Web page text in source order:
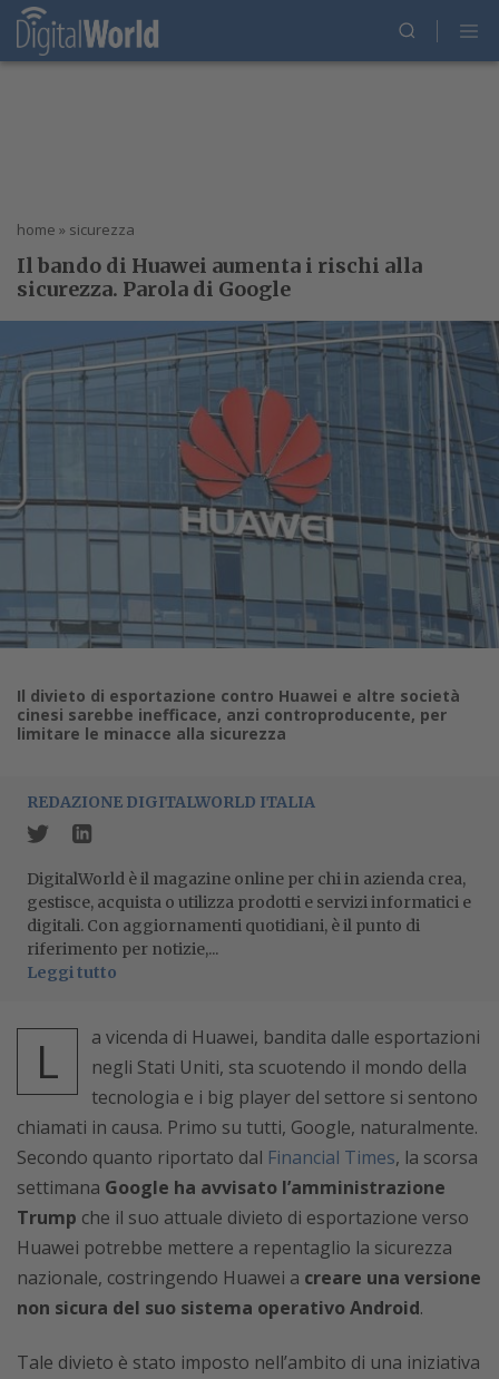
home » sicurezza
Il bando di Huawei aumenta i rischi alla
sicurezza. Parola di Google
Il divieto di esportazione contro Huawei e altre società
cinesi sarebbe inefficace, anzi controproducente, per
limitare le minacce alla sicurezza
REDAZIONE DIGITALWORLD ITALIA
DigitalWorld è il magazine online per chi in azienda crea,
gestisce, acquista o utilizza prodotti e servizi informatici e
digitali. Con aggiornamenti quotidiani, è il punto di
riferimento per notizie,...
Leggi tutto
L
a vicenda di Huawei, bandita dalle esportazioni
negli Stati Uniti, sta scuotendo il mondo della
tecnologia e i big player del settore si sentono
chiamati in causa. Primo su tutti, Google, naturalmente.
Secondo quanto riportato dal Financial Times, la scorsa
settimana Google ha avvisato l’amministrazione
Trump che il suo attuale divieto di esportazione verso
Huawei potrebbe mettere a repentaglio la sicurezza
nazionale, costringendo Huawei a creare una versione
non sicura del suo sistema operativo Android.
Tale divieto è stato imposto nell’ambito di una iniziativa